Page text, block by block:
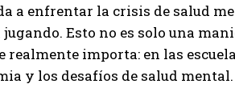
a enfrentar la crisis de salud
Esto no es solo una
realmente importa: en las
y los desafíos de salud mental.